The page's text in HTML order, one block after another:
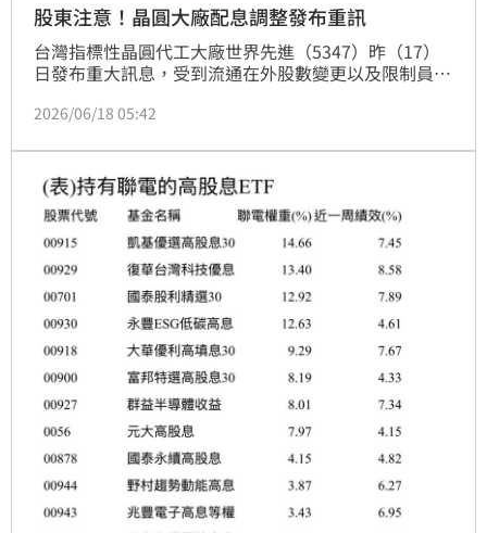
股東注意！晶圓大廠配息調整發布重訊
台灣指標性晶圓代工大廠世界先進（5347）昨（17）
日發布重大訊息，受到流通在外股數變更以及限制員工
2026/06/18 05:42